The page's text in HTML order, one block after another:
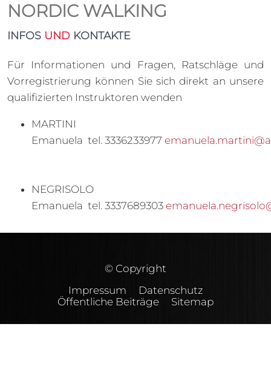
NORDIC WALKING
INFOS UND KONTAKTE
Für Informationen und Fragen, Ratschläge und
Vorregistrierung können Sie sich direkt an unsere
qualifizierten Instruktoren wenden
MARTINI
Emanuela tel. 3336233977
NEGRISOLO
Emanuela tel. 3337689303
© Copyright
Impressum
Datenschutz
Öffentliche Beiträge
Sitemap